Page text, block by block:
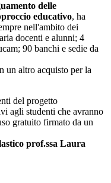
delle
educativo, ha
nell'ambito dei
docenti e alunni; 4
90 banchi e sedie da
un altro acquisto per la
del progetto
agli studenti che avranno
gratuito firmato da un
prof.ssa Laura